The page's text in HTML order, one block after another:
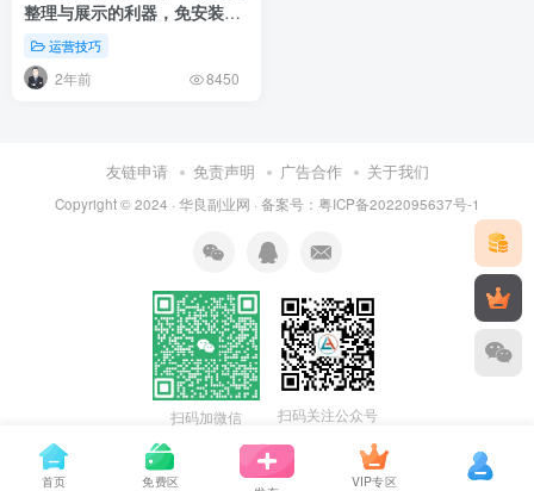
整理与展示的利器，免安装，
模版多运营技巧
2年前 8450
友链申请 免责声明 广告合作 关于我们
Copyright © 2024 · 华良副业网 · 备案号： 粤ICP备2022095637号-1
扫码加微信 扫码关注公众号
首页 免费区 VIP专区